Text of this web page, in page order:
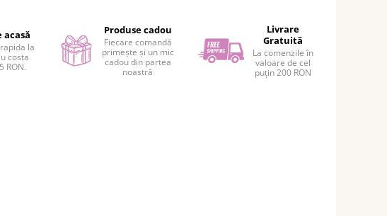
acasă
la
costa
RON.
Produse cadou
Fiecare comandă
primește și un mic
cadou din partea
noastră
Livrare
Gratuită
La comenzile în
valoare de cel
puțin 200 RON